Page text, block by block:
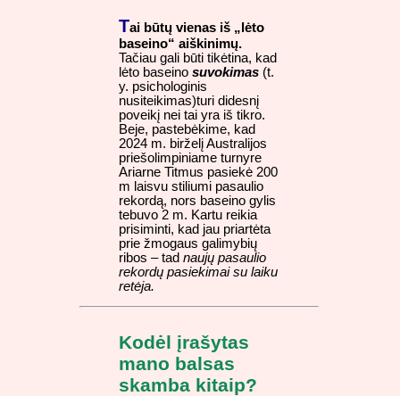
Tai būtų vienas iš „lėto
baseino“ aiškinimų.
Tačiau gali būti tikėtina, kad
lėto baseino suvokimas (t.
y. psichologinis
nusiteikimas)turi didesnį
poveikį nei tai yra iš tikro.
Beje, pastebėkime, kad
2024 m. birželį Australijos
priešolimpiniame turnyre
Ariarne Titmus pasiekė 200
m laisvu stiliumi pasaulio
rekordą, nors baseino gylis
tebuvo 2 m. Kartu reikia
prisiminti, kad jau priartėta
prie žmogaus galimybių
ribos – tad naujų pasaulio
rekordų pasiekimai su laiku
retėja.
Kodėl įrašytas
mano balsas
skamba kitaip?